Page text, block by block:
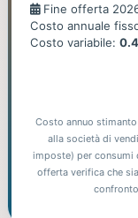
Fine
offerta
Fine offerta
Costo annuale
Costo variabile:
Costo annuo
alla società di
imposte) per consumi
offerta verifica che